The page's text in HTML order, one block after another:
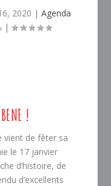
2020 | Agenda
|
!
vient de fêter sa
le 17 janvier
d’histoire, de
d’excellents